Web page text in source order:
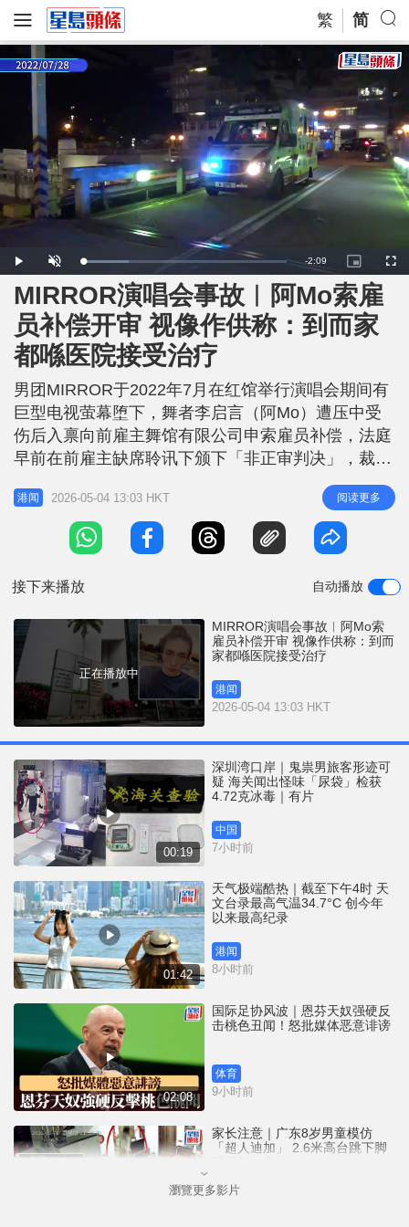
繁 简
P
l
y
U
n
u
t
e
L
o
d
e
:
2
2
.
9
5
R
e
m
n
n
-2:09
P
i
c
t
u
r
e
-
i
c
r
e
F
u
MIRROR演唱会事故︱阿Mo索雇
员补偿开审 视像作供称：到而家
都喺医院接受治疗
男团MIRROR于2022年7月在红馆举行演唱会期间有
巨型电视萤幕堕下，舞者李启言（阿Mo）遭压中受
伤后入禀向前雇主舞馆有限公司申索雇员补偿，法庭
早前在前雇主缺席聆讯下颁下「非正审判决」，裁定
李启言胜诉。案件今早在区域法院就补偿金额事宜展
开审讯，罗丽萍法官得知原本计划作供的李父在上月
不幸离世，故法庭会采纳其证人供词的内容。李启言
以视像作供，事发前的收入多以支票或银行自动转
港闻 2026-05-04 13:03 HKT 阅读更多
接下来播放 自动播放
正在播放中
MIRROR演唱会事故︱阿Mo索
雇员补偿开审 视像作供称：到而
家都喺医院接受治疗
港闻
2026-05-04 13:03 HKT
00:19
深圳湾口岸｜鬼祟男旅客形迹可
疑 海关闻出怪味「尿袋」检获
4.72克冰毒｜有片
中国
7小时前
01:42
天气极端酷热｜截至下午4时 天
文台录最高气温34.7°C 创今年
以来最高纪录
港闻
8小时前
02:08
国际足协风波｜恩芬天奴强硬反
击桃色丑闻！怒批媒体恶意诽谤
体育
9小时前
家长注意｜广东8岁男童模仿
「超人迪加」 2.6米高台跳下脚
中国
瀏覽更多影片